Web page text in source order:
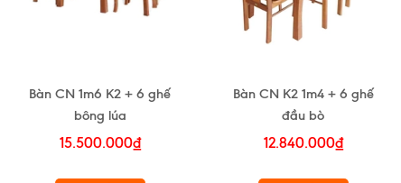
Bàn CN 1m6 K2 + 6 ghế
bông lúa
15.500.000₫
Bàn CN K2 1m4 + 6 ghế
đầu bò
12.840.000₫